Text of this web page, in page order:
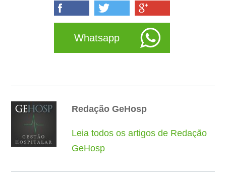
Whatsapp
Redação GeHosp
Leia todos os artigos de Redação
GeHosp